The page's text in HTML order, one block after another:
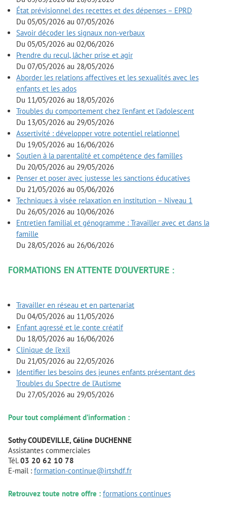
État prévisionnel des recettes et des dépenses – EPRD
Du 05/05/2026 au 07/05/2026
Savoir décoder les signaux non-verbaux
Du 05/05/2026 au 02/06/2026
Prendre du recul, lâcher prise et agir
Du 07/05/2026 au 28/05/2026
Aborder les relations affectives et les sexualités avec les
enfants et les ados
Du 11/05/2026 au 18/05/2026
Troubles du comportement chez l’enfant et l’adolescent
Du 13/05/2026 au 29/05/2026
Assertivité : développer votre potentiel relationnel
Du 19/05/2026 au 16/06/2026
Soutien à la parentalité et compétence des familles
Du 20/05/2026 au 29/05/2026
Penser et poser avec justesse les sanctions éducatives
Du 21/05/2026 au 05/06/2026
Techniques à visée relaxation en institution – Niveau 1
Du 26/05/2026 au 10/06/2026
Entretien familial et génogramme : Travailler avec et dans la
famille
Du 28/05/2026 au 26/06/2026
FORMATIONS EN ATTENTE D’OUVERTURE :
Travailler en réseau et en partenariat
Du 04/05/2026 au 11/05/2026
Enfant agressé et le conte créatif
Du 18/05/2026 au 16/06/2026
Clinique de l’exil
Du 21/05/2026 au 22/05/2026
Identifier les besoins des jeunes enfants présentant des
Troubles du Spectre de l’Autisme
Du 27/05/2026 au 29/05/2026
Pour tout complément d’information :
Sothy COUDEVILLE, Céline DUCHENNE
Assistantes commerciales
Tél.03 20 62 10 78
E-mail : formation-continue@irtshdf.fr
Retrouvez toute notre offre : formations continues